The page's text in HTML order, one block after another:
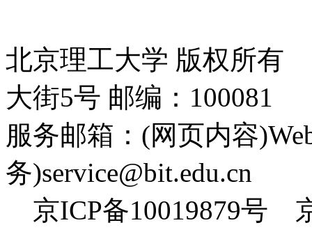
北京理工大学 版权所
大街5号 邮编：100081
服务邮箱：(网页内容
务)service@bit.edu.cn
京ICP备10019879号